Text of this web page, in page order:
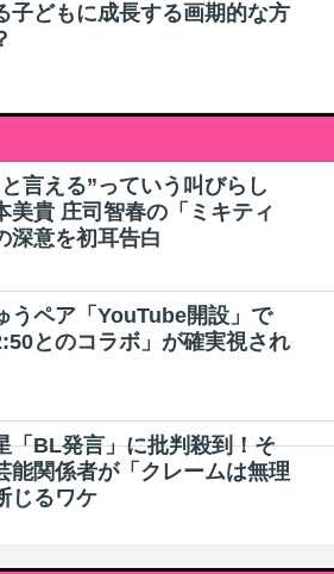
子どもに成長する画期的な方
と言える”っていう叫びらし
美貴 庄司智春の「ミキティ
深意を初耳告白
うペア「YouTube開設」で
とのコラボ」が確実視され
「BL発言」に批判殺到！そ
能関係者が「クレームは無理
じるワケ